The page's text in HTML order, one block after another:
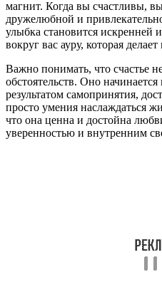
магнит. Когда вы счастливы,
дружелюбной и
улыбка становится искренней
вокруг вас ауру, которая
Важно понимать, что счастье
обстоятельств. Оно
результатом самопринятия,
просто умения наслаждаться
что она ценна и достойна
уверенностью и внутренним